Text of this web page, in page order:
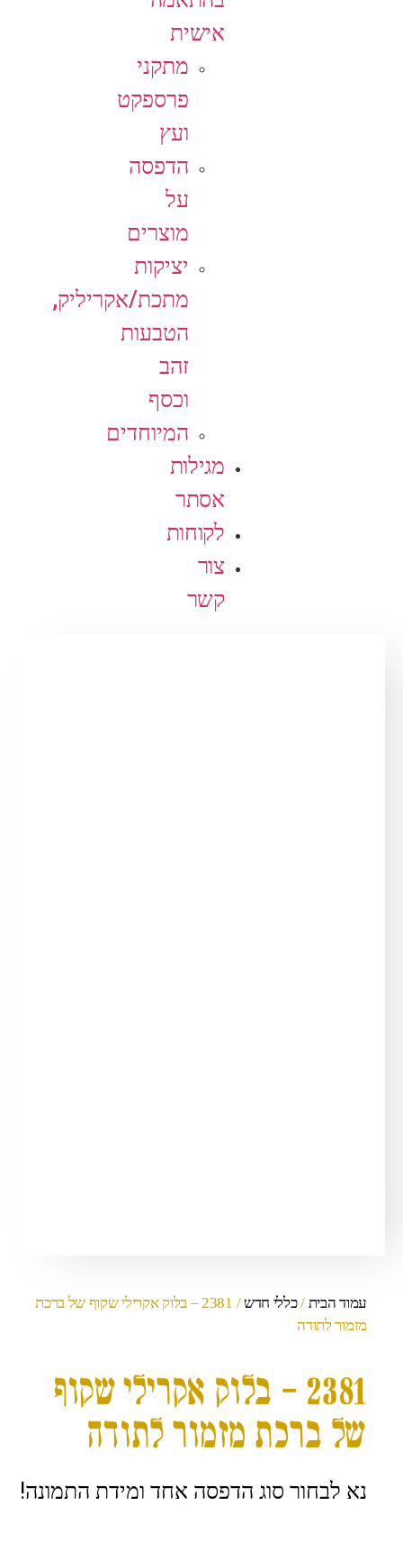
אישית
מתקני
פרספקט
ועץ
הדפסה
על
מוצרים
יציקות
מתכת/אקריליק,
הטבעות
זהב
וכסף
המיוחדים
מגילות
אסתר
לקוחות
צור
קשר
עמוד הבית /כללי חדש
/ 2381 – בלוק אקרילי שקוף של ברכת
מזמור לתודה
2381 – בלוק אקרילי שקוף
של ברכת מזמור לתודה
נא לבחור סוג הדפסה אחד ומידת התמונה!